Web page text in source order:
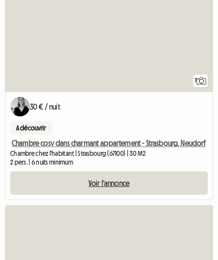
7
30 € / nuit
A découvrir
Chambre cosy dans charmant appartement - Strasbourg, Neudorf
Chambre chez l'habitant | Strasbourg (67100) | 30 M2
2 pers. | 6 nuits minimum
Voir l'annonce